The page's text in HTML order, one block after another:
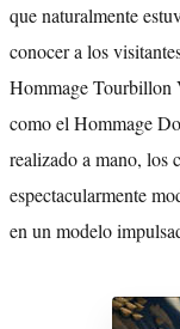
que naturalmente
conocer a los
Hommage Tourbillon
como el Hommage
realizado a mano, los
espectacularmente
en un modelo